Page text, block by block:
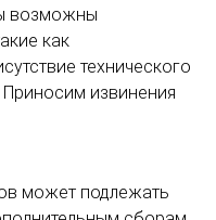
возможны
как
технического
извинения
может подлежать